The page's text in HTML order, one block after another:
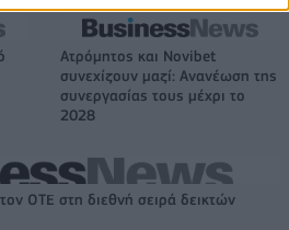
Ατρόμητος και Novibet
συνεχίζουν μαζί: Ανανέωση της
συνεργασίας τους μέχρι το
2028
ΟΤΕ στη διεθνή σειρά δεικτών